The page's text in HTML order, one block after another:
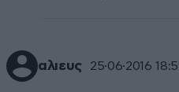
αλιευς 25·06·2016